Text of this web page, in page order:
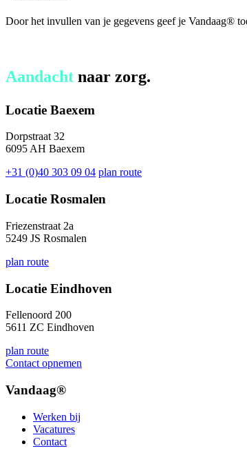
Door het invullen van je gegevens geef je Vandaag®
Aandacht naar zorg.
Locatie Baexem
Dorpstraat 32
6095 AH Baexem
+31 (0)40 303 09 04 plan route
Locatie Rosmalen
Friezenstraat 2a
5249 JS Rosmalen
plan route
Locatie Eindhoven
Fellenoord 200
5611 ZC Eindhoven
plan route
Contact opnemen
Vandaag®
Werken bij
Vacatures
Contact